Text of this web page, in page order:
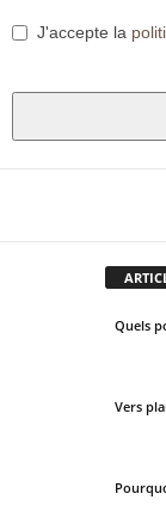
J'accepte la
T
Quels
Vers